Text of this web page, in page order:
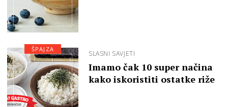
SLASNI SAVJETI
Imamo čak 10 super načina
kako iskoristiti ostatke riže
ŠPAJZA